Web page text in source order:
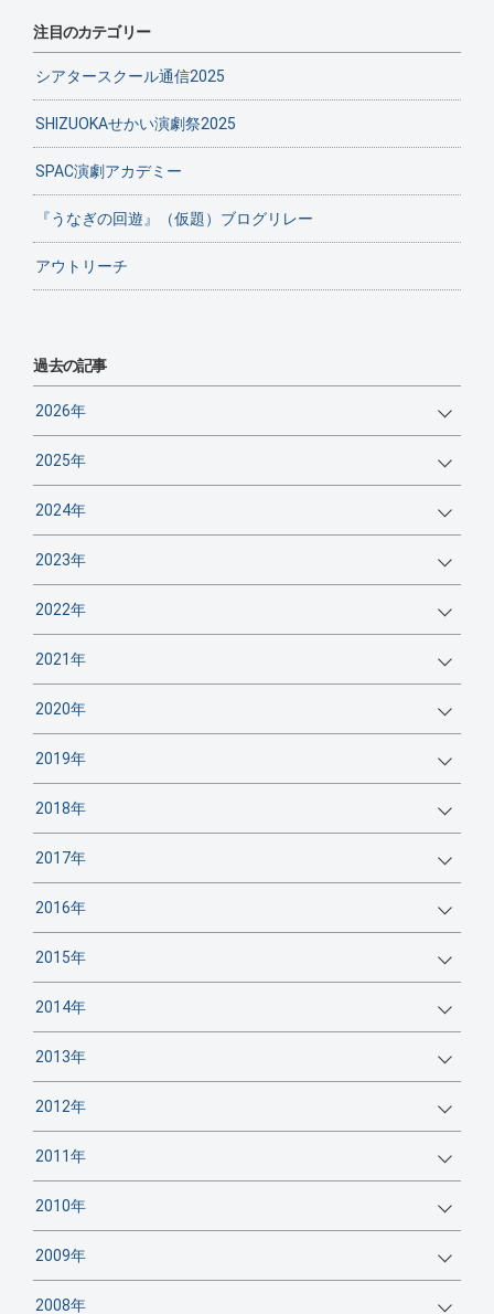
注目のカテゴリー
シアタースクール通信2025
SHIZUOKAせかい演劇祭2025
SPAC演劇アカデミー
『うなぎの回遊』（仮題）ブログリレー
アウトリーチ
過去の記事
2026年
2025年
2024年
2023年
2022年
2021年
2020年
2019年
2018年
2017年
2016年
2015年
2014年
2013年
2012年
2011年
2010年
2009年
2008年